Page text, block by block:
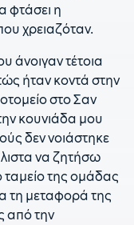
φτάσει η
χρειαζόταν.
τέτοια
ήταν κοντά στην
στο Σαν
κουνιάδα μου
δεν νοιάστηκε
να ζητήσω
της ομάδας
τη μεταφορά της
από την